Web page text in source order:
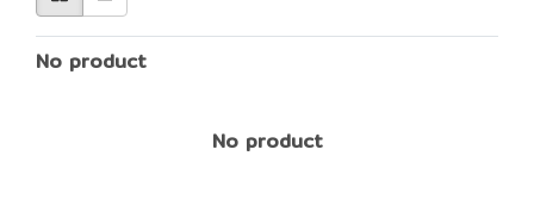
No product
No product